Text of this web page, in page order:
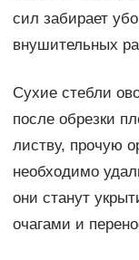
сил забирает
внушительных
Сухие стебли
после обрезки
листву, прочую
необходимо
они станут
очагами и